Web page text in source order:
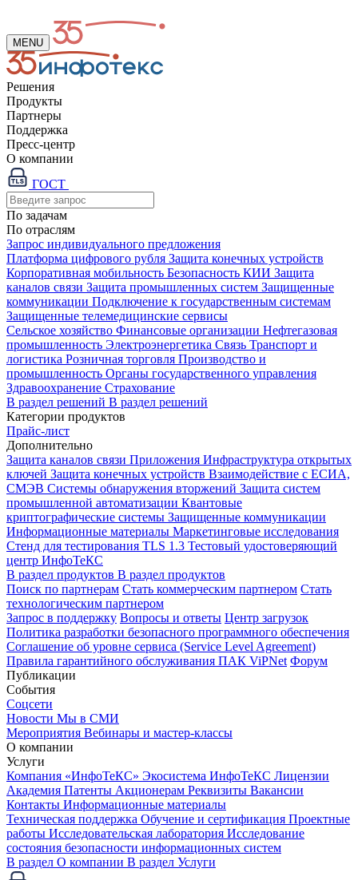
MENU
Решения
Продукты
Партнеры
Поддержка
Пресс-центр
О компании
ГОСТ
По задачам
По отраслям
Запрос индивидуального предложения
Платформа цифрового рубля Защита конечных устройств
Корпоративная мобильность Безопасность КИИ Защита
каналов связи Защита промышленных систем Защищенные
коммуникации Подключение к государственным системам
Защищенные телемедицинские сервисы
Сельское хозяйство Финансовые организации Нефтегазовая
промышленность Электроэнергетика Связь Транспорт и
логистика Розничная торговля Производство и
промышленность Органы государственного управления
Здравоохранение Страхование
В раздел решений В раздел решений
Категории продуктов
Прайс-лист
Дополнительно
Защита каналов связи Приложения Инфраструктура открытых
ключей Защита конечных устройств Взаимодействие с ЕСИА,
СМЭВ Системы обнаружения вторжений Защита систем
промышленной автоматизации Квантовые
криптографические системы Защищенные коммуникации
Информационные материалы Маркетинговые исследования
Стенд для тестирования TLS 1.3 Тестовый удостоверяющий
центр ИнфоТеКС
В раздел продуктов В раздел продуктов
Поиск по партнерам Стать коммерческим партнером Стать
технологическим партнером
Запрос в поддержку Вопросы и ответы Центр загрузок
Политика разработки безопасного программного обеспечения
Соглашение об уровне сервиса (Service Level Agreement)
Правила гарантийного обслуживания ПАК ViPNet Форум
Публикации
События
Соцсети
Новости Мы в СМИ
Мероприятия Вебинары и мастер-классы
О компании
Услуги
Компания «ИнфоТеКС» Экосистема ИнфоТеКС Лицензии
Академия Патенты Акционерам Реквизиты Вакансии
Контакты Информационные материалы
Техническая поддержка Обучение и сертификация Проектные
работы Исследовательская лаборатория Исследование
состояния безопасности информационных систем
В раздел О компании В раздел Услуги